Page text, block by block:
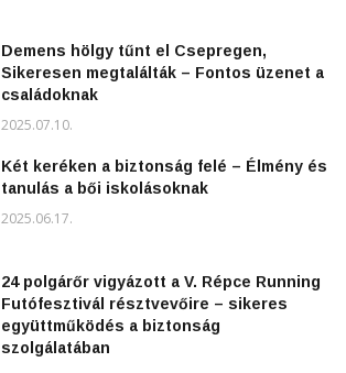
Demens hölgy tűnt el Csepregen,
Sikeresen megtalálták – Fontos üzenet a
családoknak
2025.07.10.
Két keréken a biztonság felé – Élmény és
tanulás a bői iskolásoknak
2025.06.17.
24 polgárőr vigyázott a V. Répce Running
Futófesztivál résztvevőire – sikeres
együttműködés a biztonság
szolgálatában